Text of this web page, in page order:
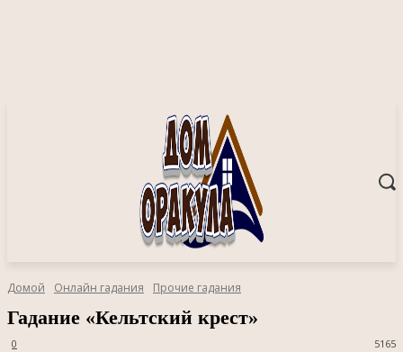
Домой Онлайн гадания Прочие гадания
Гадание «Кельтский крест»
5165
0